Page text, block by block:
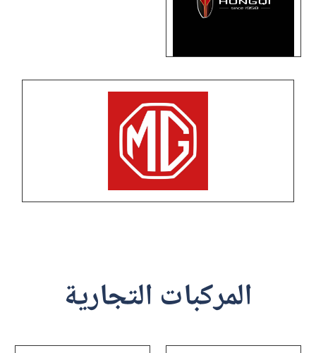
المركبات التجارية